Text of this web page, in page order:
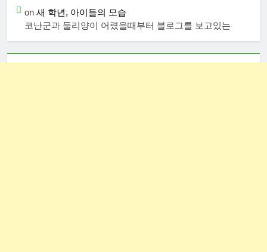
on 새 학년, 아이들의 모습
코난군과 둘리양이 어렸을때부터 블로그를 보고있는